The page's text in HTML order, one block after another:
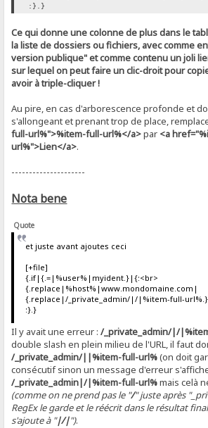
:}.}
Ce qui donne une colonne de plus dans le
la liste de dossiers ou fichiers, avec comme
version publique" et comme contenu un joli
sur lequel on peut faire un clic-droit pour
avoir à triple-cliquer !
Au pire, en cas d'arborescence profonde et
s'allongeant et prenant trop de place,
full-url%">%item-full-url%</a>par <a
url%">Lien</a>.
---------------------
Nota bene
Quote
et juste avant ajoutes ceci
[+file]
{.if|{.=|%user%|myident.}|{:<br>
{.replace|%host%|www.mondomaine.com|
{.replace|/_private_admin/|/|%item-full-
:}.}
Il y avait une erreur :/_private_admin/|/
double slash en plein milieu de l'URL, il faut
/_private_admin/||%item-full-url%(on doit
consécutif sinon un message d'erreur
/_private_admin|/|%item-full-url%mais celà
(comme on ne prend pas le "/" juste après
RegEx le garde et le réécrit dans le résultat
s'ajoute à "|/|").